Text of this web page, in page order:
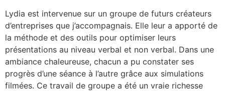
Lydia est intervenue sur un groupe de futurs créateurs
d’entreprises que j’accompagnais. Elle leur a apporté de
la méthode et des outils pour optimiser leurs
présentations au niveau verbal et non verbal. Dans une
ambiance chaleureuse, chacun a pu constater ses
progrès d’une séance à l’autre grâce aux simulations
filmées. Ce travail de groupe a été un vraie richesse